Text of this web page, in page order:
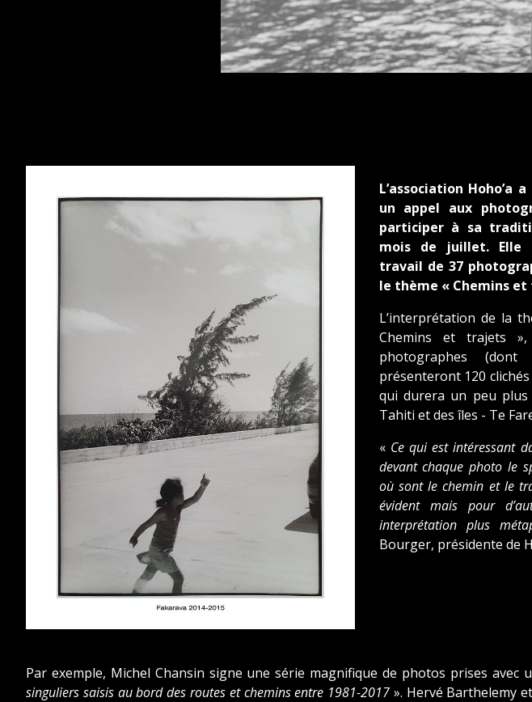
L’association Hoho’a
un appel aux
participer à sa
mois de juillet. Elle
travail de 37
le thème « Chemins
L’interprétation de la
Chemins et trajets
photographes (dont
présenteront 120 clichés
qui durera un peu
Tahiti et des îles - Te
« Ce qui est intéressant
devant chaque photo le
où sont le chemin et le
évident mais pour
interprétation plus
Bourger, présidente de
Par exemple, Michel Chansin signe une série magnifique de photos prises
singuliers saisis au bord des routes et chemins entre 1981-2017 ». Hervé Barthelemy